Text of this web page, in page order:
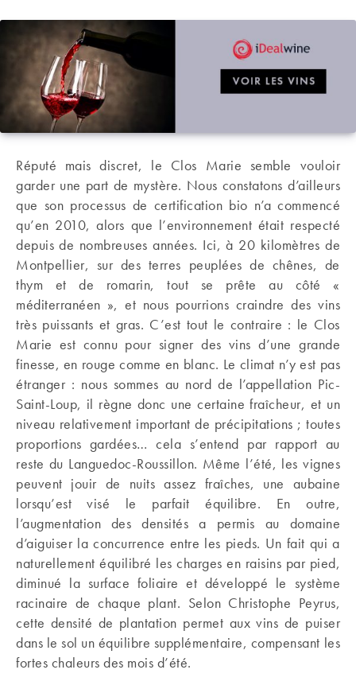
Réputé mais discret, le Clos Marie semble vouloir
garder une part de mystère. Nous constatons d’ailleurs
que son processus de certification bio n’a commencé
qu’en 2010, alors que l’environnement était respecté
depuis de nombreuses années. Ici, à 20 kilomètres de
Montpellier, sur des terres peuplées de chênes, de
thym et de romarin, tout se prête au côté «
méditerranéen », et nous pourrions craindre des vins
très puissants et gras. C’est tout le contraire : le Clos
Marie est connu pour signer des vins d’une grande
finesse, en rouge comme en blanc. Le climat n’y est pas
étranger : nous sommes au nord de l’appellation Pic-
Saint-Loup, il règne donc une certaine fraîcheur, et un
niveau relativement important de précipitations ; toutes
proportions gardées… cela s’entend par rapport au
reste du Languedoc-Roussillon. Même l’été, les vignes
peuvent jouir de nuits assez fraîches, une aubaine
lorsqu’est visé le parfait équilibre. En outre,
l’augmentation des densités a permis au domaine
d’aiguiser la concurrence entre les pieds. Un fait qui a
naturellement équilibré les charges en raisins par pied,
diminué la surface foliaire et développé le système
racinaire de chaque plant. Selon Christophe Peyrus,
cette densité de plantation permet aux vins de puiser
dans le sol un équilibre supplémentaire, compensant les
fortes chaleurs des mois d’été.